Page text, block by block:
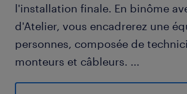
l'installation finale. En binôme
d'Atelier, vous encadrerez une
personnes, composée de
monteurs et câbleurs. ...
Vous veillerez à la bonne